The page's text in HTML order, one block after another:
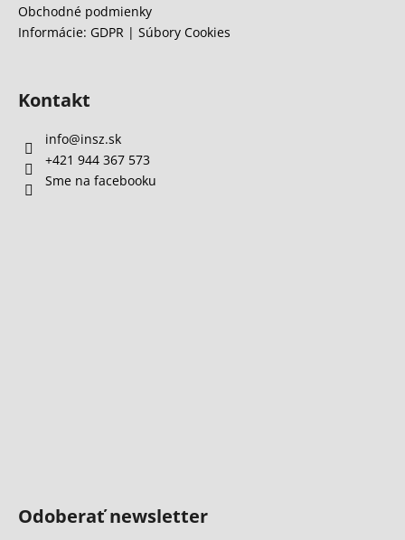
Obchodné podmienky
Informácie: GDPR | Súbory Cookies
Kontakt
info@insz.sk
+421 944 367 573
Sme na facebooku
Odoberať newsletter